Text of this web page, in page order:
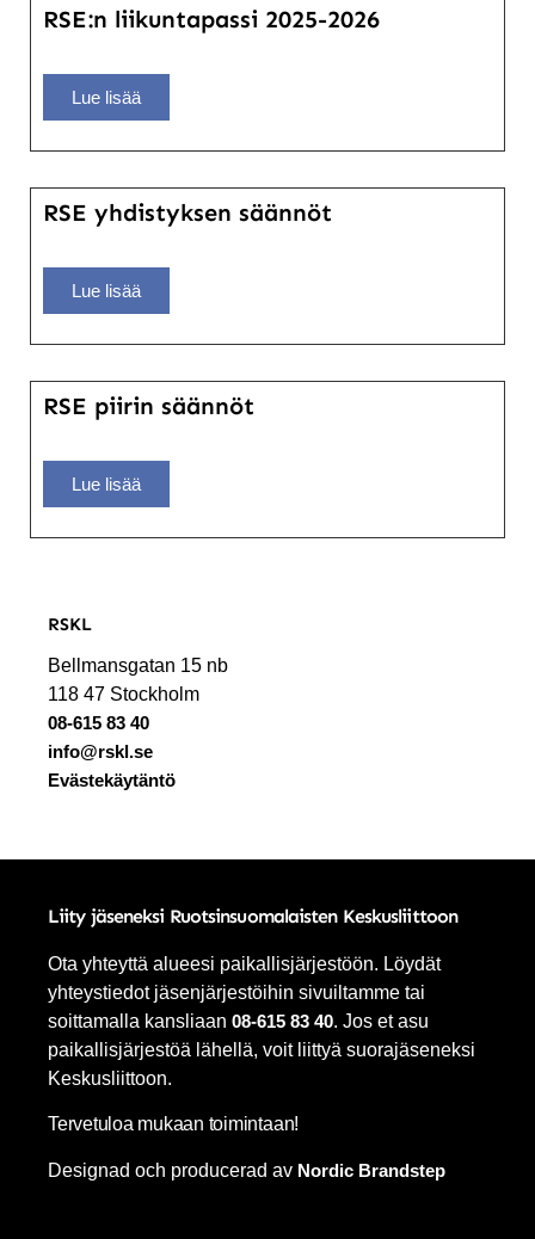
RSE:n liikuntapassi 2025-2026
Lue lisää
RSE yhdistyksen säännöt
Lue lisää
RSE piirin säännöt
Lue lisää
RSKL
Bellmansgatan 15 nb
118 47 Stockholm
08-615 83 40
info@rskl.se
Evästekäytäntö
Liity jäseneksi Ruotsinsuomalaisten Keskusliittoon
Ota yhteyttä alueesi paikallisjärjestöön. Löydät
yhteystiedot jäsenjärjestöihin sivuiltamme tai
soittamalla kansliaan 08-615 83 40. Jos et asu
paikallisjärjestöä lähellä, voit liittyä suorajäseneksi
Keskusliittoon.
Tervetuloa mukaan toimintaan!
Designad och producerad av Nordic Brandstep